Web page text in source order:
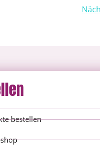
bestellen